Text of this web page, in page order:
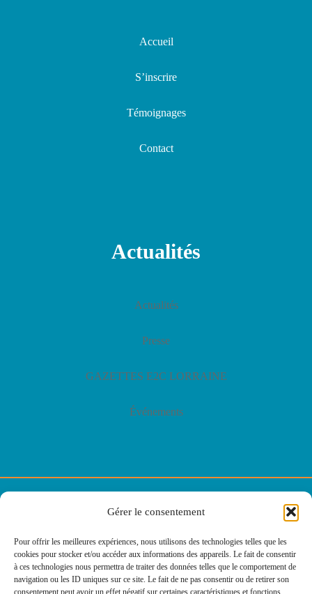
Gérer le consentement
Pour offrir les meilleures expériences, nous utilisons des technologies telles que les
cookies pour stocker et/ou accéder aux informations des appareils. Le fait de consentir
à ces technologies nous permettra de traiter des données telles que le comportement de
navigation ou les ID uniques sur ce site. Le fait de ne pas consentir ou de retirer son
consentement peut avoir un effet négatif sur certaines caractéristiques et fonctions.
Accueil
S’inscrire
Témoignages
Contact
Actualités
Actualités
Presse
GAZETTES E2C LORRAINE
Événements
© E2C Lorraine
Politique des cookies